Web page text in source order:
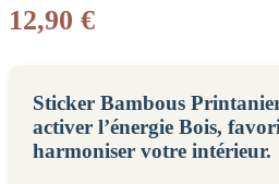
12,90 €
Sticker Bambous
activer l’énergie Bois,
harmoniser votre intérieur.